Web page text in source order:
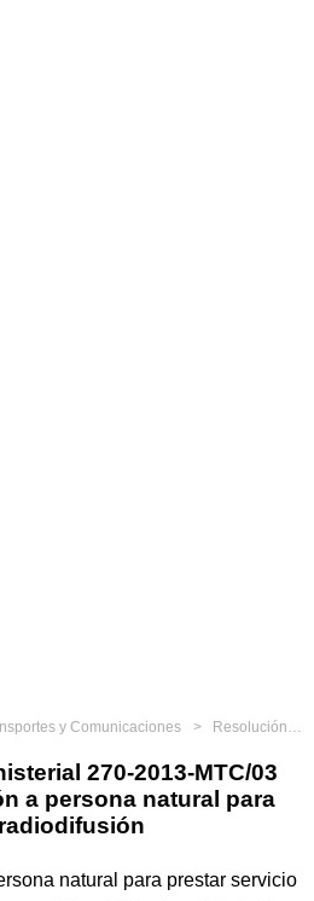
y Comunicaciones Resolución Viceministerial 270-2013-MTC/03 Otorgan autorización a persona natural para prestar servicio de radiodifusión
270-2013-MTC/03
a persona natural para
natural para prestar servicio